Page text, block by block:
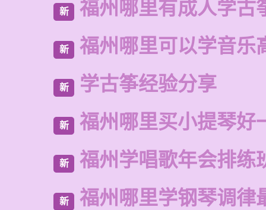
新 福州哪里有成人学古
新 福州哪里可以学音乐
新 学古筝经验分享
新 福州哪里买小提琴好
新 福州学唱歌年会排练
新 福州哪里学钢琴调律